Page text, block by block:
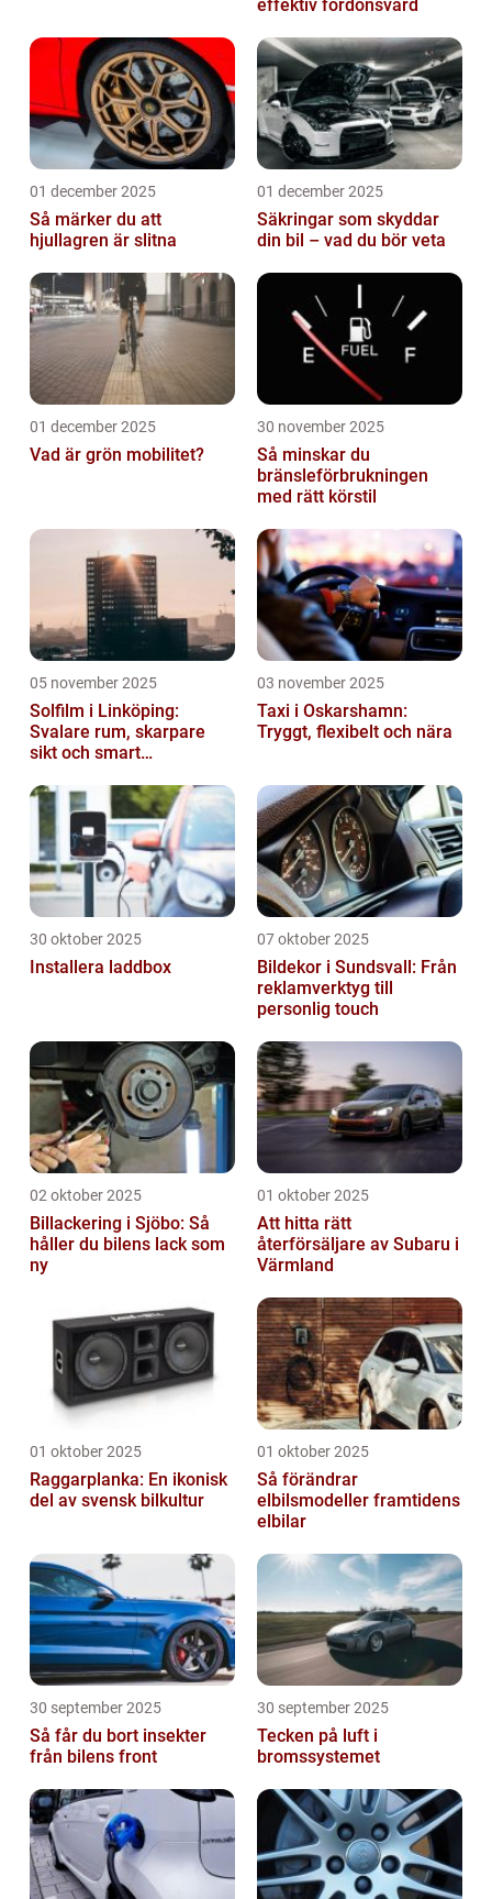
effektiv fordonsvård
01 december 2025
Så märker du att
hjullagren är slitna
01 december 2025
Säkringar som skyddar
din bil – vad du bör veta
01 december 2025
Vad är grön mobilitet?
30 november 2025
Så minskar du
bränsleförbrukningen
med rätt körstil
05 november 2025
Solfilm i Linköping:
Svalare rum, skarpare
sikt och smart
03 november 2025
Taxi i Oskarshamn:
Tryggt, flexibelt och nära
30 oktober 2025
Installera laddbox
07 oktober 2025
Bildekor i Sundsvall: Från
reklamverktyg till
personlig touch
02 oktober 2025
Billackering i Sjöbo: Så
håller du bilens lack som
ny
01 oktober 2025
Att hitta rätt
återförsäljare av Subaru i
Värmland
01 oktober 2025
Raggarplanka: En ikonisk
del av svensk bilkultur
01 oktober 2025
Så förändrar
elbilsmodeller framtidens
elbilar
30 september 2025
Så får du bort insekter
från bilens front
30 september 2025
Tecken på luft i
bromssystemet